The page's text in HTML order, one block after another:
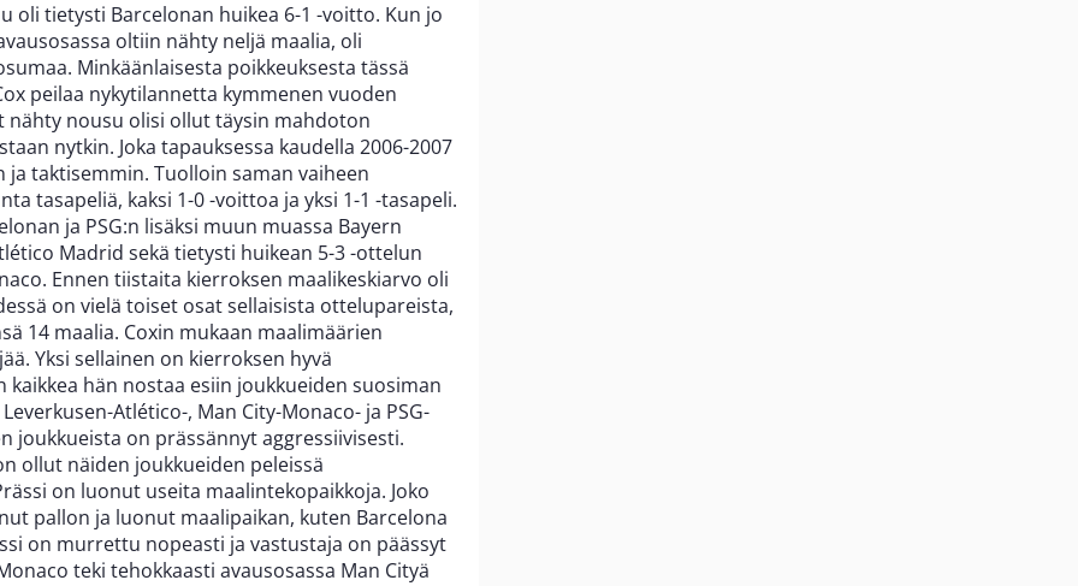
oli tietysti Barcelonan huikea 6-1 -voitto. Kun jo
oltiin nähty neljä maalia, oli
Minkäänlaisesta poikkeuksesta tässä
peilaa nykytilannetta kymmenen vuoden
nähty nousu olisi ollut täysin mahdoton
nytkin. Joka tapauksessa kaudella 2006-2007
taktisemmin. Tuolloin saman vaiheen
tasapeliä, kaksi 1-0 -voittoa ja yksi 1-1 -tasapeli.
ja PSG:n lisäksi muun muassa Bayern
Madrid sekä tietysti huikean 5-3 -ottelun
Ennen tiistaita kierroksen maalikeskiarvo oli
on vielä toiset osat sellaisista ottelupareista,
14 maalia. Coxin mukaan maalimäärien
Yksi sellainen on kierroksen hyvä
hän nostaa esiin joukkueiden suosiman
Atlético-, Man City-Monaco- ja PSG-
joukkueista on prässännyt aggressiivisesti.
ollut näiden joukkueiden peleissä
on luonut useita maalintekopaikkoja. Joko
pallon ja luonut maalipaikan, kuten Barcelona
on murrettu nopeasti ja vastustaja on päässyt
teki tehokkaasti avausosassa Man Cityä